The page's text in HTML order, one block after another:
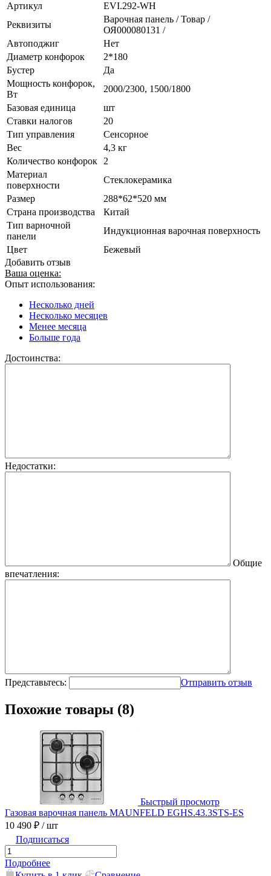
Артикул
EVI.292-WH
Реквизиты
Варочная панель / Товар /
ОЯ000080131 /
Автоподжиг
Нет
Диаметр конфорок
2*180
Бустер
Да
Мощность конфорок,
Вт
2000/2300, 1500/1800
Базовая единица
шт
Ставки налогов
20
Тип управления
Сенсорное
Вес
4,3 кг
Количество конфорок
2
Материал
поверхности
Стеклокерамика
Размер
288*62*520 мм
Страна производства
Китай
Тип варночной
панели
Индукционная варочная поверхность
Цвет
Бежевый
Добавить отзыв
Ваша оценка:
Опыт использования:
Несколько дней
Несколько месяцев
Менее месяца
Больше года
Достоинства:
Недостатки:
Общие
впечатления:
Представьтесь: Отправить отзыв
Похожие товары (8)
Быстрый просмотр
Газовая варочная панель MAUNFELD EGHS.43.3STS-ES
10 490 ₽ / шт
Подписаться
Подробнее